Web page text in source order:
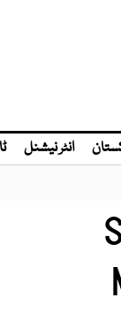
انٹر نیشنل